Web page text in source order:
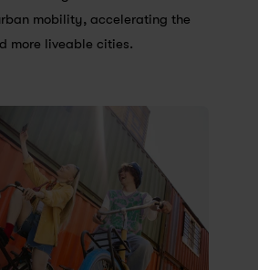
mobility, accelerating the
more liveable cities.